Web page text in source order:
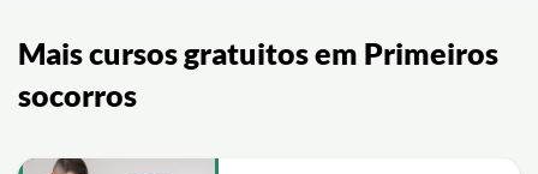
Mais cursos gratuitos em Primeiros
socorros